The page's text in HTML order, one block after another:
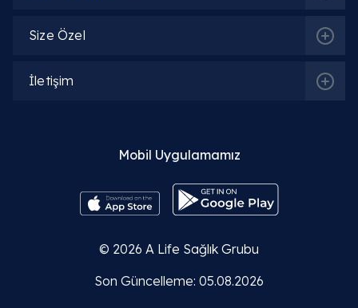
Size Özel
İletişim
Mobil Uygulamamız
© 2026 A Life Sağlık Grubu
Son Güncelleme: 05.08.2026